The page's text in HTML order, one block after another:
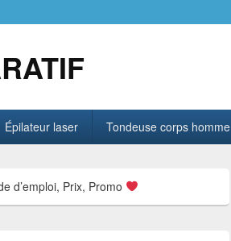
Épilateur laser Tondeuse corps homme
d’emploi, Prix, Promo